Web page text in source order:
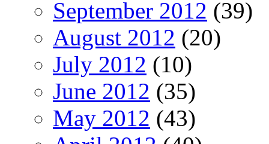
September 2012 (39)
August 2012 (20)
July 2012 (10)
June 2012 (35)
May 2012 (43)